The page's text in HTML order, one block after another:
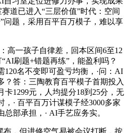
道已进入“三层价值”时代：空间
问题，采用百平百万模子，难以享
一孩子自律差，回本区间6至12
刷题+错题再练”，能盈利吗？
120名不变即可盈亏均衡，·问：AI
？答：三陶教育百平模子首期投入
卡1299元，人均提分18到25分，无
· 百平百万计谋模子经3000多家
部承担，· AI手艺应务实。
，但进修空气易被会议打断，按